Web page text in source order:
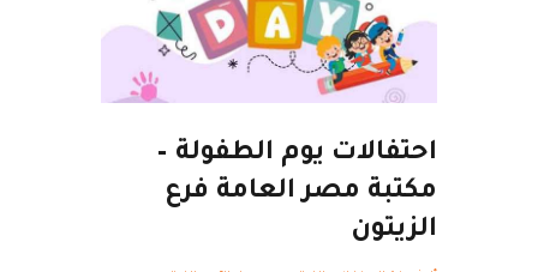
احتفالات يوم الطفولة –
مكتبة مصر العامة فرع
الزيتون